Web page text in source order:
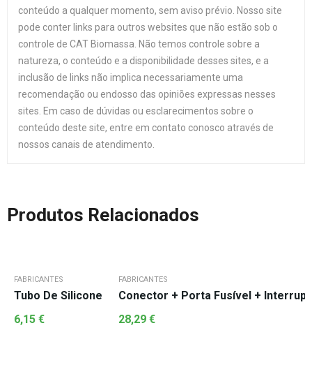
conteúdo a qualquer momento, sem aviso prévio. Nosso site
pode conter links para outros websites que não estão sob o
controle de CAT Biomassa. Não temos controle sobre a
natureza, o conteúdo e a disponibilidade desses sites, e a
inclusão de links não implica necessariamente uma
recomendação ou endosso das opiniões expressas nesses
sites. Em caso de dúvidas ou esclarecimentos sobre o
conteúdo deste site, entre em contato conosco através de
nossos canais de atendimento.
Produtos Relacionados
FABRICANTES
Tubo De Silicone
6,15 €
FABRICANTES
Conector + Porta Fusível +
28,29 €